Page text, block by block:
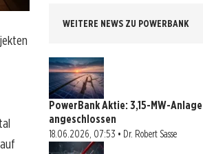
WEITERE NEWS ZU POWERBANK
PowerBank Aktie: 3,15-MW-
angeschlossen
18.06.2026, 07:53 • Dr. Robert Sasse